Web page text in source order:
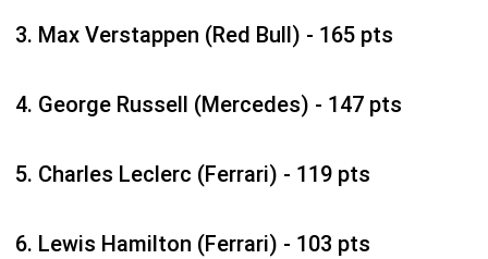
Max Verstappen (Red Bull) - 165 pts
George Russell (Mercedes) - 147 pts
Charles Leclerc (Ferrari) - 119 pts
Lewis Hamilton (Ferrari) - 103 pts